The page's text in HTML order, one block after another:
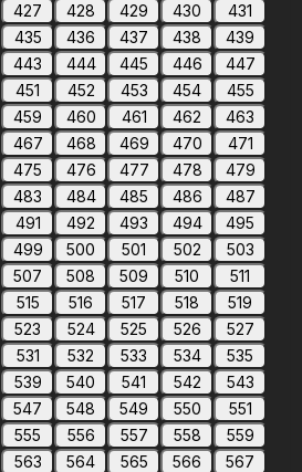
427 428 429 430
431
435 436 437 438
439
443 444 445 446
447
451 452 453 454
455
459 460 461 462
463
467 468 469 470
471
475 476 477 478
479
483 484 485 486
487
491 492 493 494
495
499 500 501 502
503
507 508 509 510
511
515 516 517 518
519
523 524 525 526
527
531 532 533 534
535
539 540 541 542
543
547 548 549 550
551
555 556 557 558
559
563 564 565 566
567